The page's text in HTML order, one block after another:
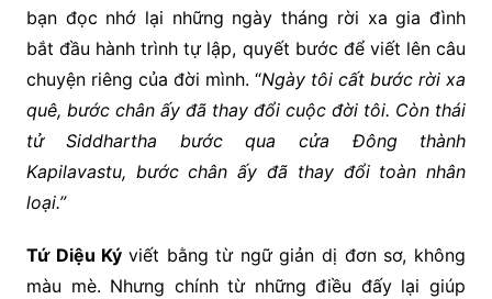
bạn đọc nhớ lại những ngày tháng rời xa gia đình
bắt đầu hành trình tự lập, quyết bước để viết lên câu
chuyện riêng của đời mình. “Ngày tôi cất bước rời xa
quê, bước chân ấy đã thay đổi cuộc đời tôi. Còn thái
tử Siddhartha bước qua cửa Đông thành
Kapilavastu, bước chân ấy đã thay đổi toàn nhân
loại.”
Tứ Diệu Ký viết bằng từ ngữ giản dị đơn sơ, không
màu mè. Nhưng chính từ những điều đấy lại giúp